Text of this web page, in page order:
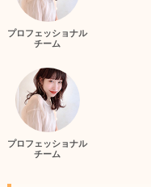
プロフェッショナル
チーム
プロフェッショナル
チーム